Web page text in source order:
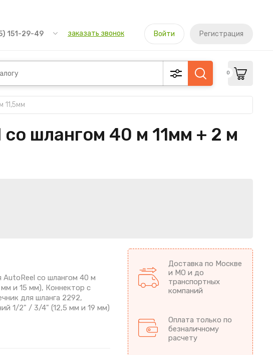
151-29-49 заказать звонок Войти Регистрация
0
11,5мм
шлангом 40 м 11мм + 2 м
AutoReel со шлангом 40 м
и 15 мм), Коннектор с
для шланга 2292,
1/2" / 3/4" (12,5 мм и 19 мм)
Доставка по Москве
и МО и до
транспортных
компаний
Оплата только по
безналичному
расчету